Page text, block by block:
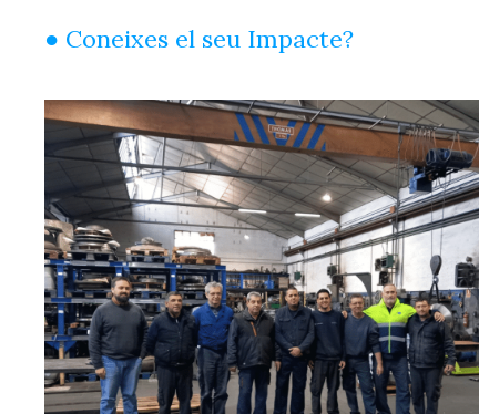
● Coneixes el seu Impacte?